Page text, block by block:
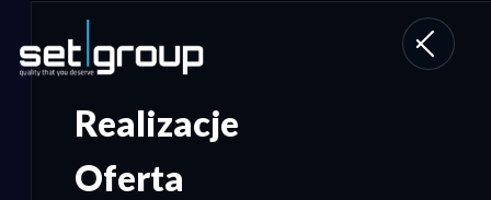
Realizacje
Oferta
Toggle